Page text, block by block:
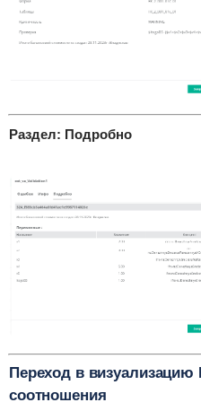
Раздел: Подробно
Переход в визуализацию
соотношения